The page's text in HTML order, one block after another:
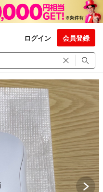
ログイン 会員登録